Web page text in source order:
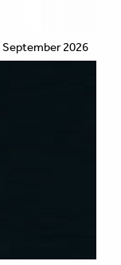
September 2026